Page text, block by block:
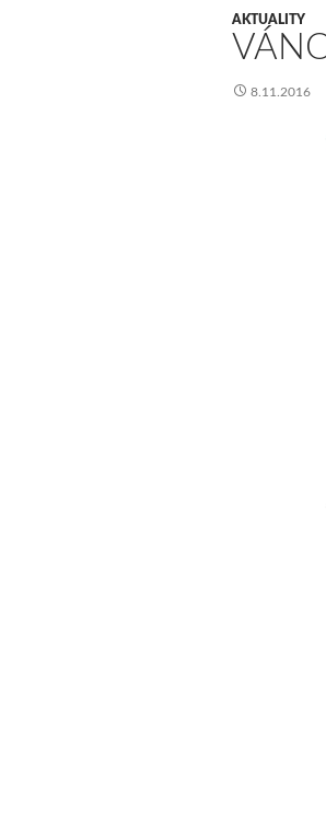
AKTUALITY
8.11.2016